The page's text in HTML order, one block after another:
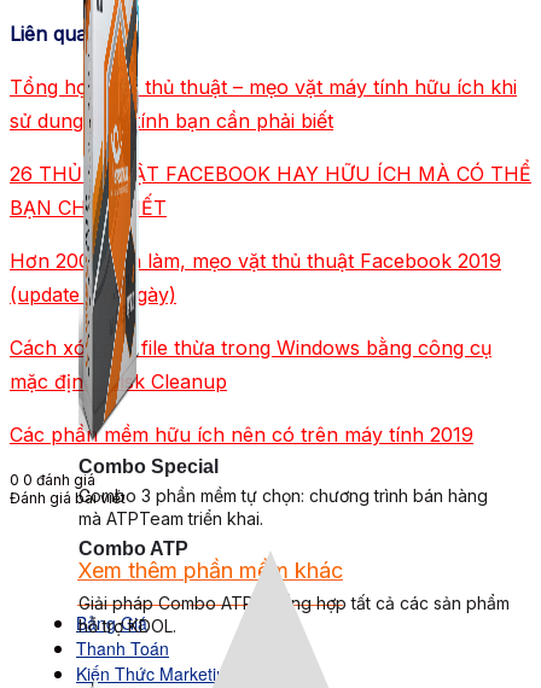
Combo Special
Combo 3 phần mềm tự chọn: chương trình bán hàng
mà ATPTeam triển khai.
Xem thêm phần mềm khác
Xem thêm phần mềm khác
Bảng Giá
Thanh Toán
Kiến Thức Marketing
Combo ATP
Giải pháp Combo ATP là tổng hợp tất cả các sản phẩm
hỗ trợ KDOL.
Liên quan:
Tổng hợp các thủ thuật – mẹo vặt máy tính hữu ích khi
sử dung máy tính bạn cần phải biết
26 THỦ THUẬT FACEBOOK HAY HỮU ÍCH MÀ CÓ THỂ
BẠN CHƯA BIẾT
Hơn 200 cách làm, mẹo vặt thủ thuật Facebook 2019
(update mỗi ngày)
Cách xóa các file thừa trong Windows bằng công cụ
mặc định: Disk Cleanup
Các phần mềm hữu ích nên có trên máy tính 2019
0 0 đánh giá
Đánh giá bài viết